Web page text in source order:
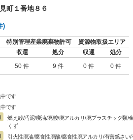
町１番地８６
)
特別管理産業廃棄物許可
資源物取扱エリア
収運 処分 収運
処分
50 件 9 件 0 件 0 件
です
です
燃え殻/汚泥/廃油/廃酸/廃アルカリ/廃プラスチック類/
くず
引火性廃油/腐食性廃酸/腐食性廃アルカリ/有害鉱さ